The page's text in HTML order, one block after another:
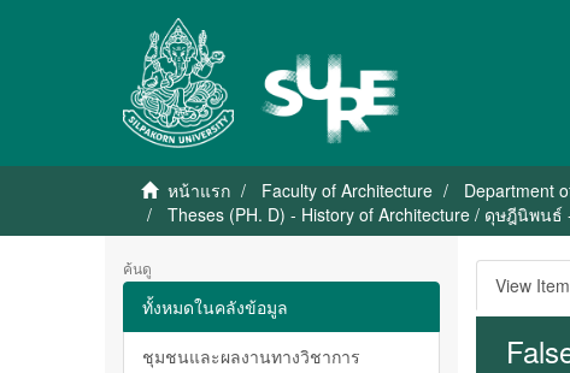
หน้าแรก Faculty of Architecture Department
Theses (PH. D) - History of Architecture / ดุษฎีนิพน
ค้นดู
ทั้งหมดในคลังข้อมูล
ชุมชนและผลงานทางวิชาการ
View Item